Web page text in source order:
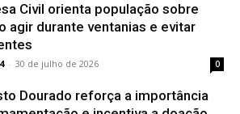
Civil orienta população sobre
agir durante ventanias e evitar
- 30 de julho de 2026 0
Dourado reforça a importância